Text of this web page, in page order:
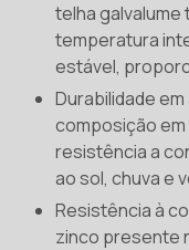
telha galvalume
temperatura
estável,
Durabilidade
composição
resistência a
ao sol, chuva e
Resistência à
zinco presente